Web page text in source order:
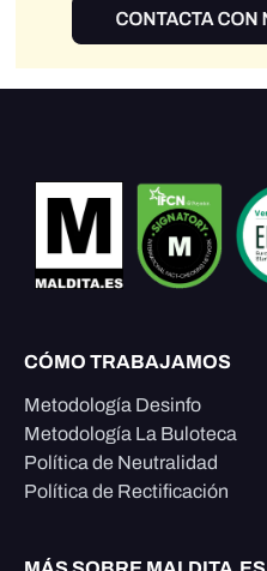
CÓMO TRABAJAMOS
Metodología Desinfo
Metodología La Buloteca
Política de Neutralidad
Política de Rectificación